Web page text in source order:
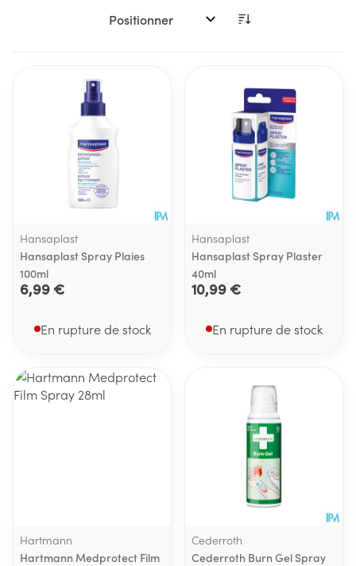
Trier par:
Hansaplast
Hansaplast Spray Plaies
100ml
6,99 €
En rupture de stock
Hansaplast
Hansaplast Spray Plaster
40ml
10,99 €
En rupture de stock
Hartmann
Hartmann Medprotect Film
Cederroth
Cederroth Burn Gel Spray